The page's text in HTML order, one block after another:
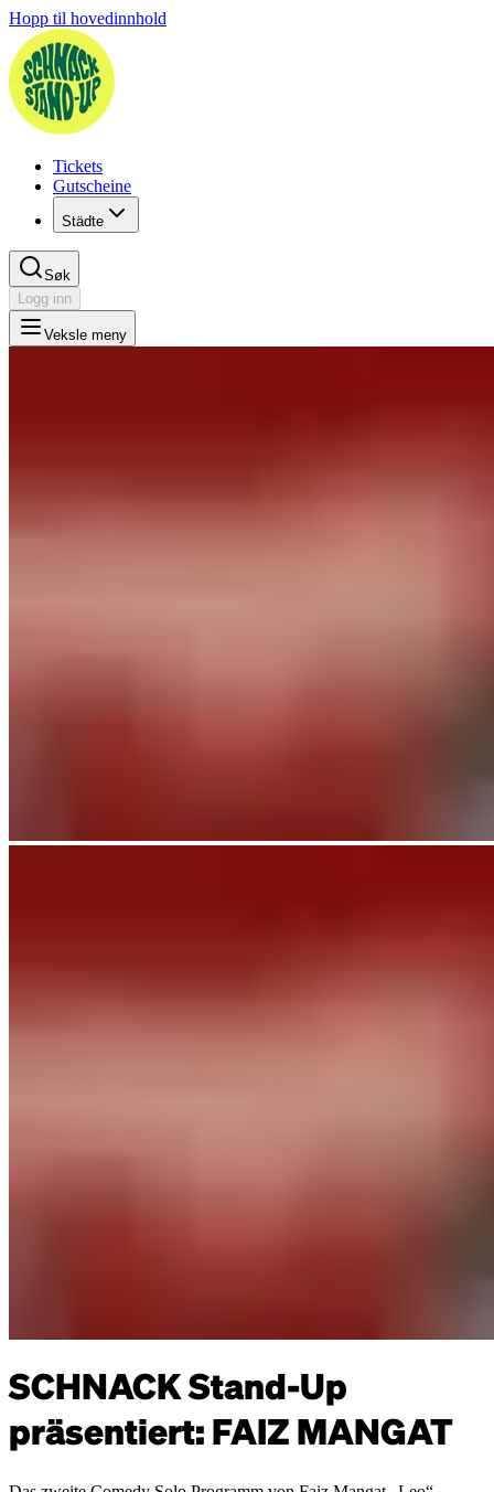
Hopp til hovedinnhold
Tickets
Gutscheine
Städte
Søk
Logg inn
Veksle meny
SCHNACK Stand-Up
präsentiert: FAIZ MANGAT